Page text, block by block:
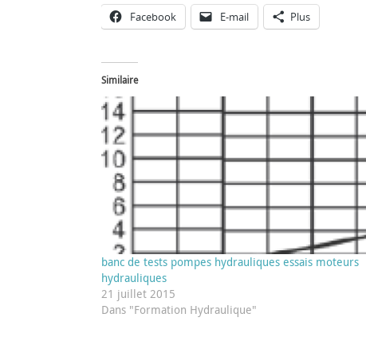
Facebook E-mail Plus
Similaire
banc de tests pompes hydrauliques essais moteurs
hydrauliques
21 juillet 2015
Dans "Formation Hydraulique"